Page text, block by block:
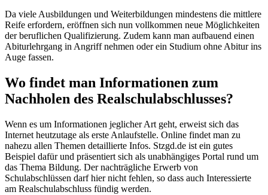
Da viele Ausbildungen und Weiterbildungen mindestens die mittlere
Reife erfordern, eröffnen sich nun vollkommen neue Möglichkeiten
der beruflichen Qualifizierung. Zudem kann man aufbauend einen
Abiturlehrgang in Angriff nehmen oder ein Studium ohne Abitur ins
Auge fassen.
Wo findet man Informationen zum
Nachholen des Realschulabschlusses?
Wenn es um Informationen jeglicher Art geht, erweist sich das
Internet heutzutage als erste Anlaufstelle. Online findet man zu
nahezu allen Themen detaillierte Infos. Stzgd.de ist ein gutes
Beispiel dafür und präsentiert sich als unabhängiges Portal rund um
das Thema Bildung. Der nachträgliche Erwerb von
Schulabschlüssen darf hier nicht fehlen, so dass auch Interessierte
am Realschulabschluss fündig werden.